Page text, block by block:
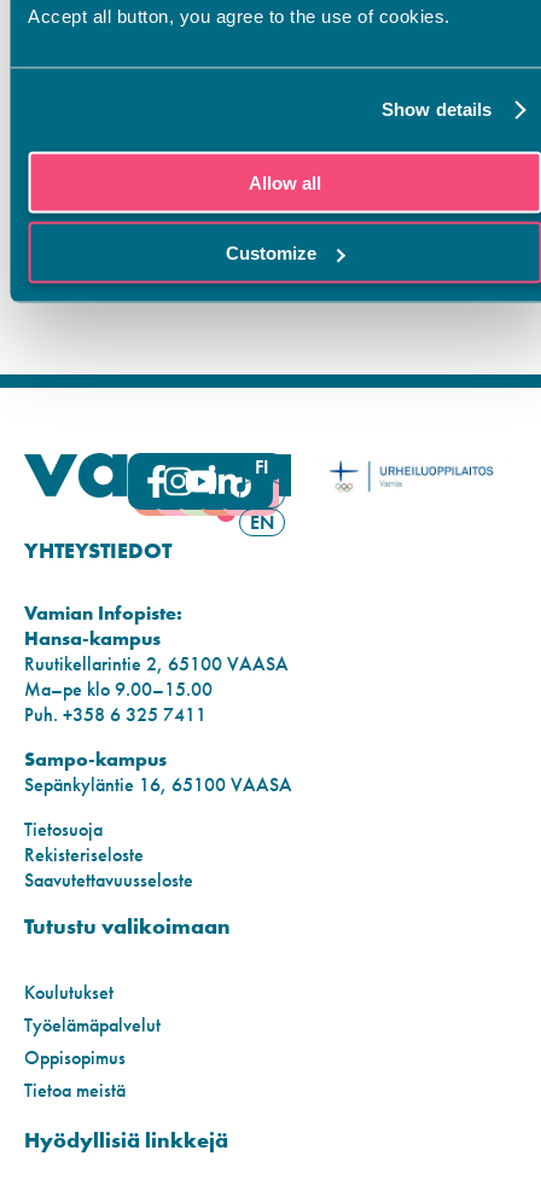
Accept all button, you agree to the use of cookies.
Show details
Allow all
Customize
Teknologiapalvelut
FI
SV
EN
YHTEYSTIEDOT
Vamian Infopiste:
Hansa-kampus
Ruutikellarintie 2, 65100 VAASA
Ma–pe klo 9.00–15.00
Puh. +358 6 325 7411
Sampo-kampus
Sepänkyläntie 16, 65100 VAASA
Tietosuoja
Rekisteriseloste
Saavutettavuusseloste
Tutustu valikoimaan
Koulutukset
Työelämäpalvelut
Oppisopimus
Tietoa meistä
Hyödyllisiä linkkejä